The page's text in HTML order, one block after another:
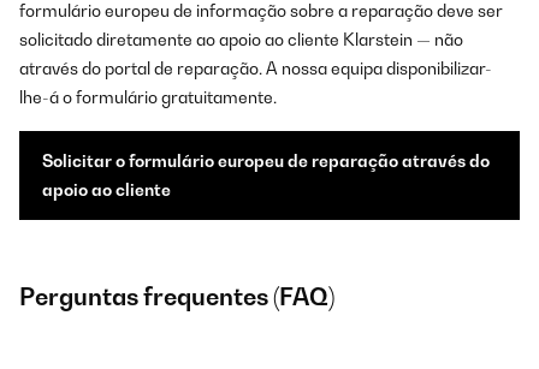
formulário europeu de informação sobre a reparação deve ser
solicitado diretamente ao apoio ao cliente Klarstein — não
através do portal de reparação. A nossa equipa disponibilizar-
lhe-á o formulário gratuitamente.
Solicitar o formulário europeu de reparação através do
apoio ao cliente
Perguntas frequentes (FAQ)